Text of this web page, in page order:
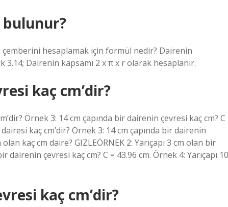
bulunur?
hesaplamak için formül nedir? Dairenin
3.14; Dairenin kapsamı 2 x π x r olarak hesaplanır.
kaç cm’dir?
Örnek 3: 14 cm çapında bir dairenin çevresi kaç cm? C
kaç cm’dir? Örnek 3: 14 cm çapında bir dairenin
kaç cm daire? GIZLEÖRNEK 2: Yarıçapı 3 cm olan bir
çevresi kaç cm? C = 43.96 cm. Örnek 4: Yarıçapı 10
kaç cm’dir?